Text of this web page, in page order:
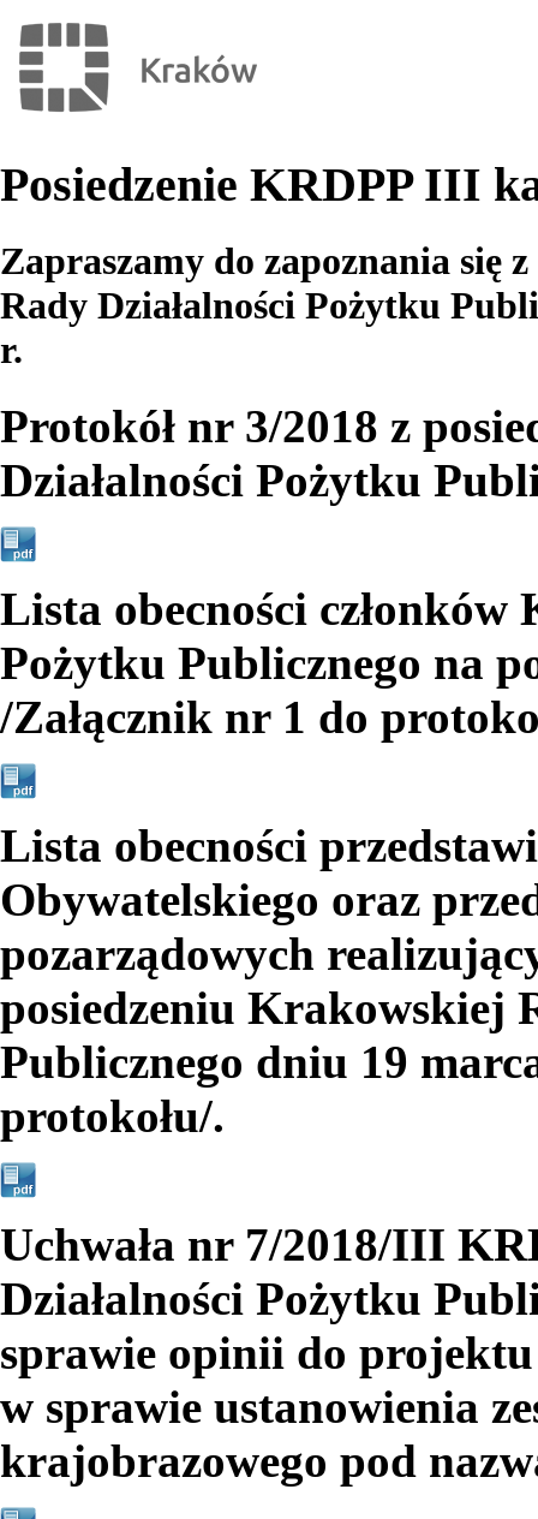
Posiedzenie KRDPP III
Zapraszamy do zapoznania się
Rady Działalności Pożytku
r.
Protokół nr 3/2018 z
Działalności Pożytku
Lista obecności
Pożytku Publicznego na
/Załącznik nr 1 do
Lista obecności
Obywatelskiego oraz
pozarządowych
posiedzeniu Krakowskiej
Publicznego dniu 19
protokołu/.
Uchwała nr 7/2018/III
Działalności Pożytku
sprawie opinii do
w sprawie ustanowienia
krajobrazowego pod